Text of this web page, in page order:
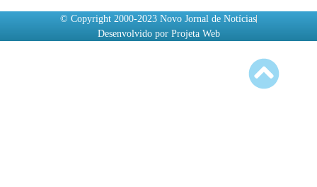
© Copyright 2000-2023 Novo Jornal de Notícias
Desenvolvido por Projeta Web